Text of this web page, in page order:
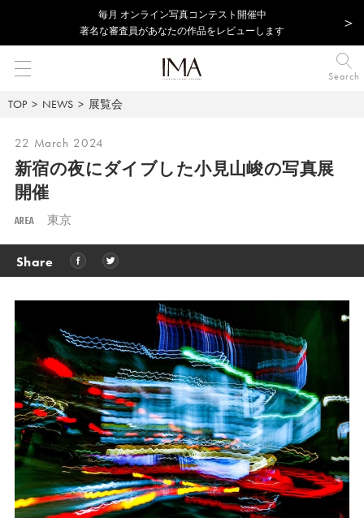
毎⽉ オンライン写真コンテスト開催中
著名な審査員があなたの作品をレビューします
Search
TOP NEWS 展覧会
22 March 2024
新宿の夜にダイブした小見山峻の写真展
開催
AREA 東京
Share